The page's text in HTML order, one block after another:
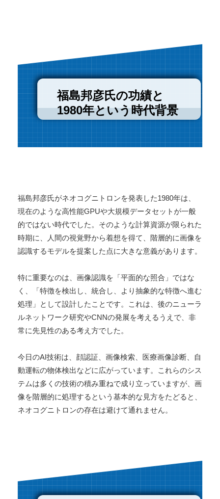
福島邦彦氏の功績と
1980年という時代背景
福島邦彦氏がネオコグニトロンを発表した1980年は、
現在のような高性能GPUや大規模データセットが一般
的ではない時代でした。そのような計算資源が限られた
時期に、人間の視覚野から着想を得て、階層的に画像を
認識するモデルを提案した点に大きな意義があります。
特に重要なのは、画像認識を「平面的な照合」ではな
く、「特徴を検出し、統合し、より抽象的な特徴へ進む
処理」として設計したことです。これは、後のニューラ
ルネットワーク研究やCNNの発展を考えるうえで、非
常に先見性のある考え方でした。
今日のAI技術は、顔認証、画像検索、医療画像診断、自
動運転の物体検出などに広がっています。これらのシス
テムは多くの技術の積み重ねで成り立っていますが、画
像を階層的に処理するという基本的な見方をたどると、
ネオコグニトロンの存在は避けて通れません。